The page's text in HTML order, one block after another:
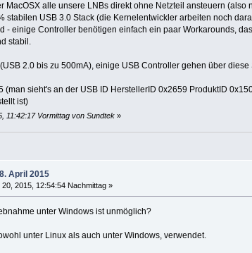
MacOSX alle unsere LNBs direkt ohne Netzteil ansteuern
stabilen USB 3.0 Stack (die Kernelentwickler arbeiten noch
- einige Controller benötigen einfach ein paar Workarounds,
stabil.
2.0 bis zu 500mA), einige USB Controller gehen über
(man sieht's an der USB ID HerstellerID 0x2659 ProduktID
ist)
11:42:17 Vormittag von Sundtek»
April 2015
20, 2015, 12:54:54 Nachmittag »
unter Windows ist unmöglich?
unter Linux als auch unter Windows, verwendet.